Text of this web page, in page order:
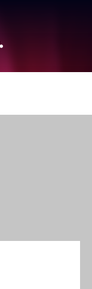
Lense